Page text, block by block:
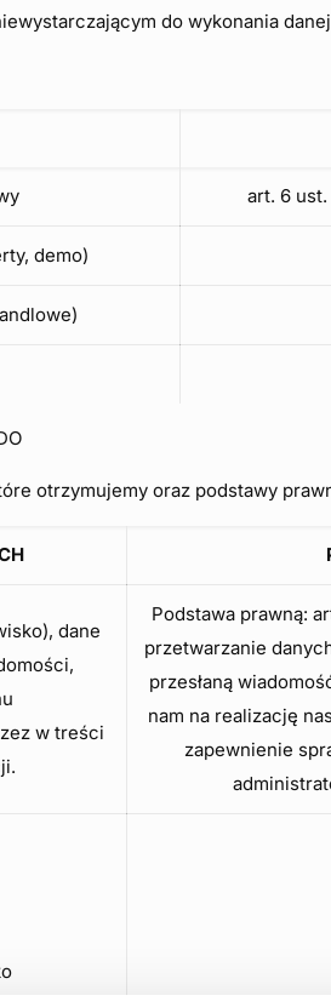
do wykonania
art. 6
demo)
otrzymujemy oraz podstawy
dane
w treści
Podstawa prawną:
przetwarzanie
przesłaną
nam na realizację
zapewnienie